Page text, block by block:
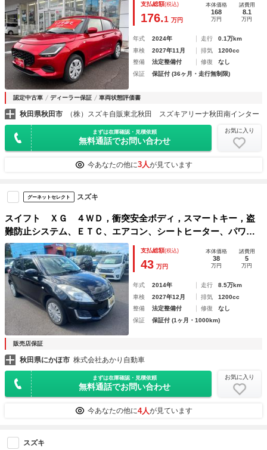
支払総額(税込)
176.1 万円
本体価格
168
万円
諸費用
8.1
万円
年式 2024年 走行
0.1万km
車検
2027年11月 排気
1200cc
整備
法定整備付 修復
なし
保証
保証付 (36ヶ月・走行無制限)
認定中古車 ディーラー保証 車両状態評価書
秋田県秋田市 （株）スズキ自販東北秋田 スズキアリーナ秋田南インター
まずは在庫確認・見積依頼
無料通話でお問い合わせ
お気に入り
今あなたの他に3人が見ています
グーネットセレクト スズキ
スイフト ＸＧ ４ＷＤ，衝突安全ボディ，スマートキー，盗
難防止システム、ＥＴＣ、エアコン、シートヒーター、パワー
ステアリング、パワーウィンドウ、禁煙車
支払総額(税込)
43 万円
本体価格
38
万円
諸費用
5
万円
年式 2014年 走行
8.5万km
車検
2027年12月 排気
1200cc
整備
法定整備付 修復
なし
保証
保証付 (1ヶ月・1000km)
販売店保証
秋田県にかほ市 株式会社あかり自動車
まずは在庫確認・見積依頼
無料通話でお問い合わせ
お気に入り
今あなたの他に4人が見ています
スズキ